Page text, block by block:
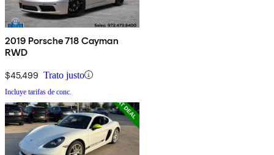
2019 Porsche 718 Cayman
RWD
$45,499 Trato justo
Incluye tarifas de conc.